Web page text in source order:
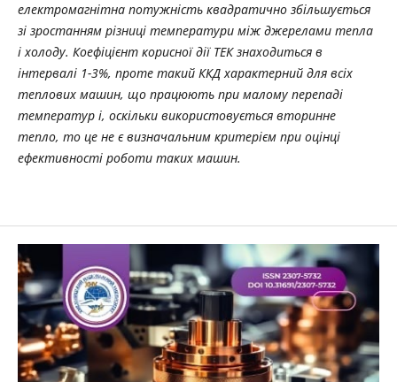
електромагнітна потужність квадратично збільшується
зі зростанням різниці температури між джерелами тепла
і холоду. Коефіцієнт корисної дії ТЕК знаходиться в
інтервалі 1-3%, протетакий ККД характерний для всіх
теплових машин, що працюють при малому перепаді
температурі, оскільки використовується вторинне
тепло, то це не євизначальним критерієм при оцінці
ефективності роботи таких машин.